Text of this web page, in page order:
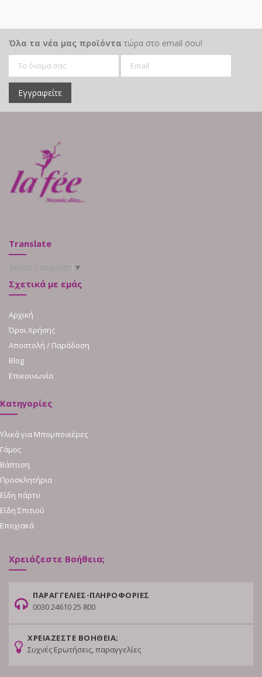
Όλα τα νέα μας προϊόντα τώρα στο email σου!
Εγγραφείτε
Translate
▼
Σχετικά με εμάς
Αρχική
Όροι Χρήσης
Αποστολή / Παράδοση
Blog
Επικοινωνία
Κατηγορίες
Υλικά για Μπομπονιέρες
Γάμος
Βάπτιση
Προσκλητήρια
Είδη πάρτυ
Είδη Σπιτιού
Εποχιακά
Χρειάζεστε Βοήθεια;
ΠΑΡΑΓΓΕΛΙΕΣ-ΠΛΗΡΟΦΟΡΙΕΣ
0030 24610 25 800
ΧΡΕΙΑΖΕΣΤΕ ΒΟΗΘΕΙΑ;
Συχνές Ερωτήσεις, παραγγελίες